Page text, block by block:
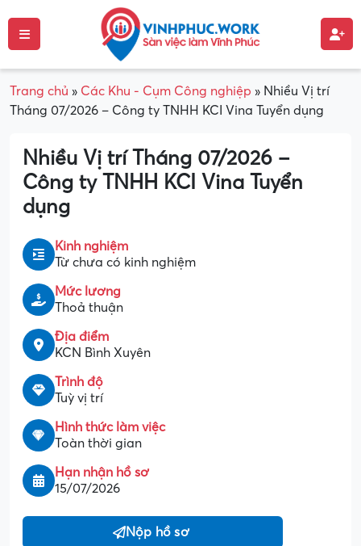
Trang chủ » Các Khu - Cụm Công nghiệp » Nhiều Vị trí
Tháng 07/2026 – Công ty TNHH KCI Vina Tuyển dụng
Nhiều Vị trí Tháng 07/2026 –
Công ty TNHH KCI Vina Tuyển
dụng
Kinh nghiệm
Từ chưa có kinh nghiệm
Mức lương
Thoả thuận
Địa điểm
KCN Bình Xuyên
Trình độ
Tuỳ vị trí
Hình thức làm việc
Toàn thời gian
Hạn nhận hồ sơ
15/07/2026
Nộp hồ sơ